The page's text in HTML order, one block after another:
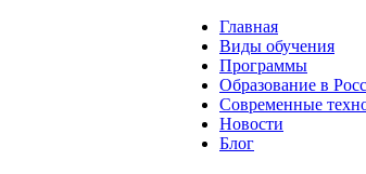
Главная
Виды обучения
Программы
Образование в
Современные
Новости
Блог